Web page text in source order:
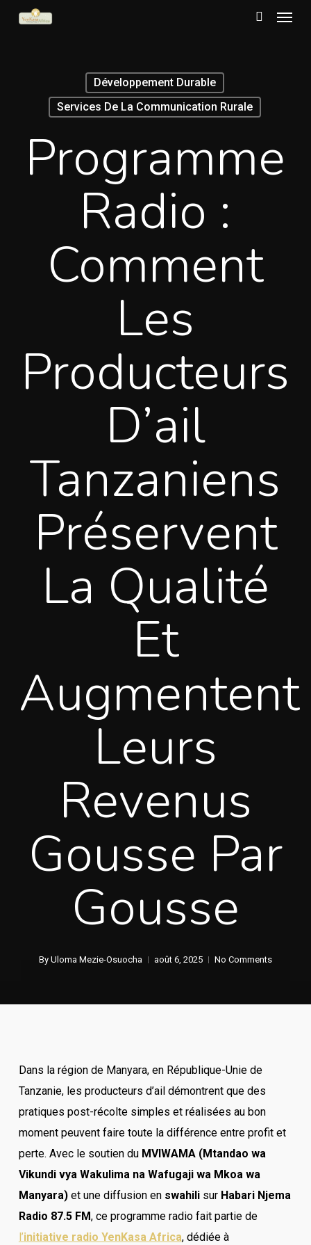
Skip
Développement Durable
Services De La Communication Rurale
Programme
Radio :
Comment
Les
Producteurs
D’ail
Tanzaniens
Préservent
La Qualité
Et
Augmentent
Leurs
Revenus
Gousse Par
Gousse
By Uloma Mezie-Osuocha août 6, 2025 No Comments
Dans la région de Manyara, en République-Unie de
Tanzanie, les producteurs d’ail démontrent que des
pratiques post-récolte simples et réalisées au bon
moment peuvent faire toute la différence entre profit et
perte. Avec le soutien du MVIWAMA (Mtandao wa
Vikundi vya Wakulima na Wafugaji wa Mkoa wa
Manyara)et une diffusion en swahilisur Habari Njema
Radio 87.5 FM, ce programme radio fait partie de
l’initiative radio YenKasa Africa, dédiée à